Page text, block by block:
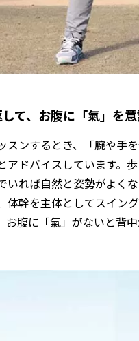
て、お腹に「氣」を
スンするとき、「腕や手
アドバイスしています。
いれば自然と姿勢がよく
体幹を主体としてスイン
お腹に「氣」がないと背